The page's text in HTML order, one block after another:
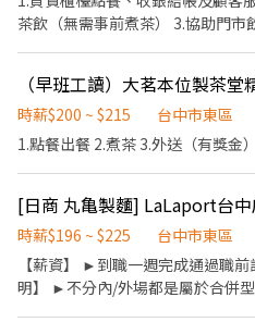
茶飲（無需事前煮茶） 3.協助門市飲品外送與簡易交付作業 4.維持
（早班工讀）大茗本位製茶堂
時薪$200 ~ $215
台中市東區
1.點餐出餐 2.煮茶 3.外送（有獎金）
時薪$196 ~ $225
台中市東區
【薪資】 ►到職一週完成通過職
明】 ►不分內/外場都是屬於合併